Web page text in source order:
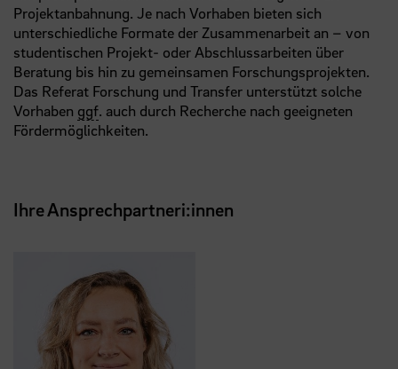
Projektanbahnung. Je nach Vorhaben bieten sich
unterschiedliche Formate der Zusammenarbeit an – von
studentischen Projekt- oder Abschlussarbeiten über
Beratung bis hin zu gemeinsamen Forschungsprojekten.
Das Referat Forschung und Transfer unterstützt solche
Vorhaben ggf. auch durch Recherche nach geeigneten
Fördermöglichkeiten.
Ihre Ansprechpartneri:innen